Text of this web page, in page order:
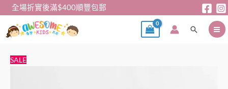
全場折實後滿$400順豐包郵
搜
SALE
原
日